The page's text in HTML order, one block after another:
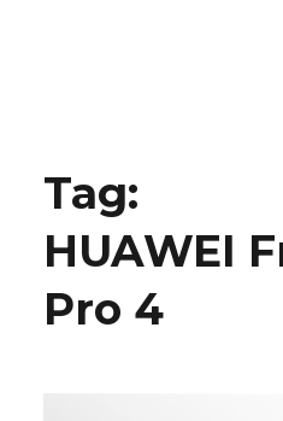
Tag:
HUAWEI
Pro 4